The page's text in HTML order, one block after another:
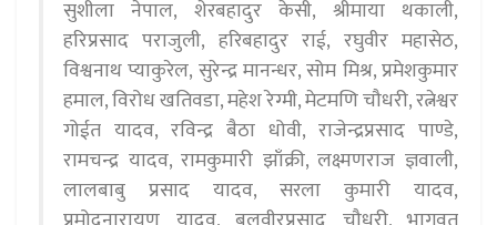
सुशीला नेपाल, शेरबहादुर केसी, श्रीमाया थकाली,
हरिप्रसाद पराजुली, हरिबहादुर राई, रघुवीर महासेठ,
विश्वनाथ प्याकुरेल, सुरेन्द्र मानन्धर, सोम मिश्र, प्रमेशकुमार
हमाल, विरोध खतिवडा, महेश रेग्मी, मेटमणि चौधरी, रत्नेश्वर
गोईत यादव, रविन्द्र बैठा धोवी, राजेन्द्रप्रसाद पाण्डे,
रामचन्द्र यादव, रामकुमारी झाँक्री, लक्ष्मणराज ज्ञवाली,
लालबाबु प्रसाद यादव, सरला कुमारी यादव,